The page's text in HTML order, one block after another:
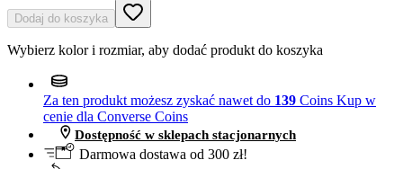
Dodaj do koszyka
Wybierz kolor i rozmiar, aby dodać produkt do koszyka
Za ten produkt możesz zyskać nawet do 139 Coins Kup w
cenie dla Converse Coins
Dostępność w sklepach stacjonarnych
Darmowa dostawa od 300 zł!